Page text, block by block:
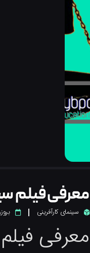
معرفی فیلم
سینمای کارآفرینی
معرفی